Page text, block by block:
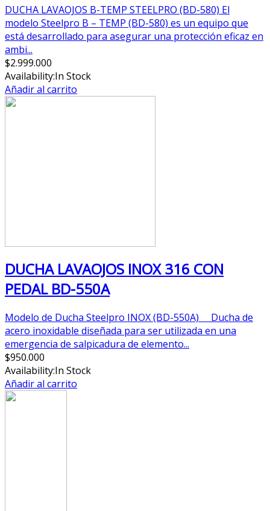
DUCHA LAVAOJOS B-TEMP STEELPRO (BD-580) El
modelo Steelpro B – TEMP (BD-580) es un equipo que
está desarrollado para asegurar una protección eficaz en
ambi...
$2.999.000
Availability:In Stock
Añadir al carrito
DUCHA LAVAOJOS INOX 316 CON
PEDAL BD-550A
Modelo de Ducha Steelpro INOX (BD-550A) Ducha de
acero inoxidable diseñada para ser utilizada en una
emergencia de salpicadura de elemento...
$950.000
Availability:In Stock
Añadir al carrito